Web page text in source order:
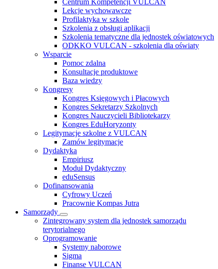
Centrum Kompetencji VULCAN
Lekcje wychowawcze
Profilaktyka w szkole
Szkolenia z obsługi aplikacji
Szkolenia tematyczne dla jednostek oświatowych
ODKKO VULCAN - szkolenia dla oświaty
Wsparcie
Pomoc zdalna
Konsultacje produktowe
Baza wiedzy
Kongresy
Kongres Księgowych i Płacowych
Kongres Sekretarzy Szkolnych
Kongres Nauczycieli Bibliotekarzy
Kongres EduHoryzonty
Legitymacje szkolne z VULCAN
Zamów legitymacje
Dydaktyka
Empiriusz
Moduł Dydaktyczny
eduSensus
Dofinansowania
Cyfrowy Uczeń
Pracownie Kompas Jutra
Samorządy
Zintegrowany system dla jednostek samorządu
terytorialnego
Oprogramowanie
Systemy naborowe
Sigma
Finanse VULCAN